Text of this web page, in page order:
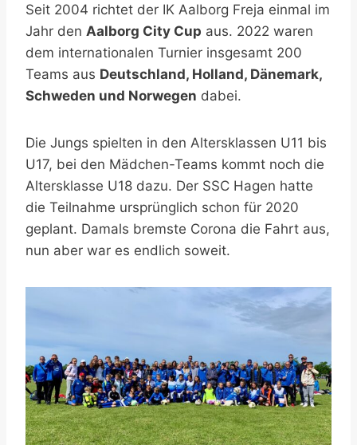
Seit 2004 richtet der IK Aalborg Freja einmal im
Jahr den Aalborg City Cup aus. 2022 waren
dem internationalen Turnier insgesamt 200
Teams aus Deutschland, Holland, Dänemark,
Schweden und Norwegen dabei.
Die Jungs spielten in den Altersklassen U11 bis
U17, bei den Mädchen-Teams kommt noch die
Altersklasse U18 dazu. Der SSC Hagen hatte
die Teilnahme ursprünglich schon für 2020
geplant. Damals bremste Corona die Fahrt aus,
nun aber war es endlich soweit.